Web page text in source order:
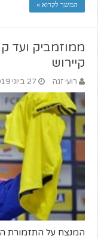
המשך לקרוא »
ממוזמביק ועד
קיירוש
רועי זגה 27 ביוני 2019
המנצח על התזמורת